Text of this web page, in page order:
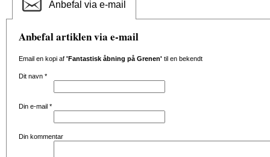
Anbefal via e-mail
Anbefal artiklen via e-mail
Email en kopi af 'Fantastisk åbning på Grenen' til en bekendt
Dit navn *
Din e-mail *
Din kommentar